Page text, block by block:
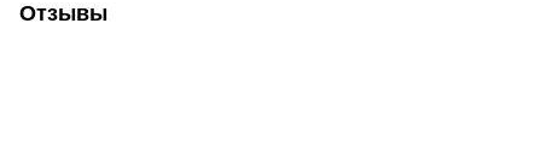
Отзывы